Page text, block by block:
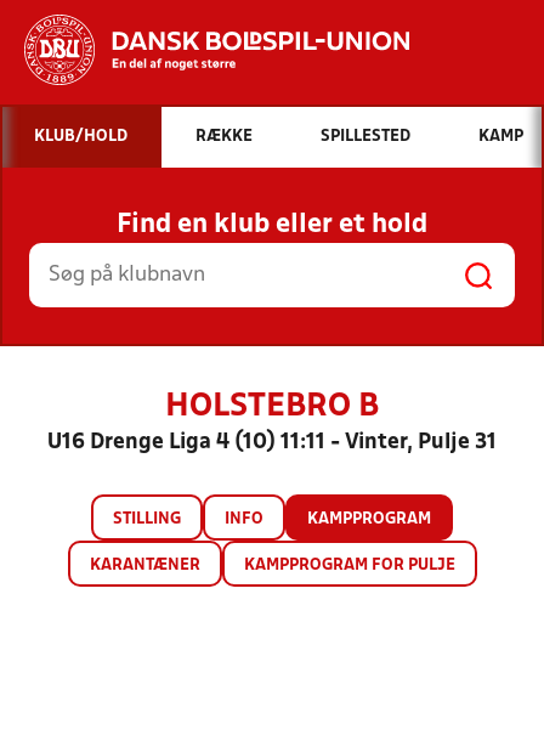
Hvad vil du søge efter?
INDHOLD OG NYHEDER
STILLINGER, RESULTATER, KLUBBER OG
HOLD
KLUB/HOLD RÆKKE SPILLESTED KAMP
Find en klub eller et hold
HOLSTEBRO B
U16 Drenge Liga 4 (10) 11:11 - Vinter, Pulje 31
STILLING INFO KAMPPROGRAM
KARANTÆNER KAMPPROGRAM FOR PULJE